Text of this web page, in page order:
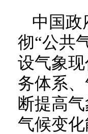
中国政
彻“公共
设气象
务体系
断提高
气候变